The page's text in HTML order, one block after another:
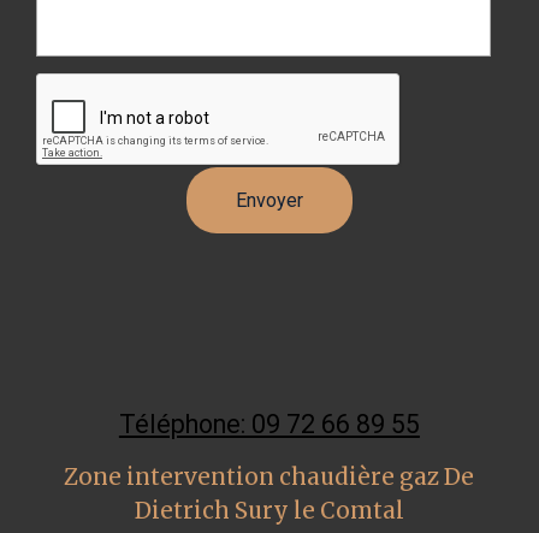
Téléphone: 09 72 66 89 55
Zone intervention chaudière gaz De
Dietrich Sury le Comtal